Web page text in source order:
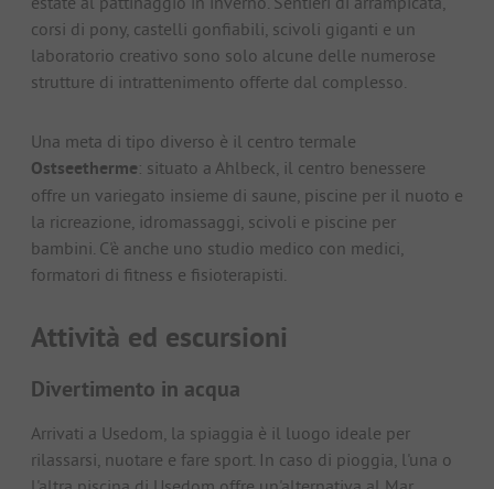
corsi di pony, castelli gonfiabili, scivoli giganti e un
laboratorio creativo sono solo alcune delle numerose
strutture di intrattenimento offerte dal complesso.
Una meta di tipo diverso è il centro termale
Ostseetherme: situato a Ahlbeck, il centro benessere
offre un variegato insieme di saune, piscine per il nuoto e
la ricreazione, idromassaggi, scivoli e piscine per
bambini. C'è anche uno studio medico con medici,
formatori di fitness e fisioterapisti.
Attività ed escursioni
Divertimento in acqua
Arrivati a Usedom, la spiaggia è il luogo ideale per
rilassarsi, nuotare e fare sport. In caso di pioggia, l'una o